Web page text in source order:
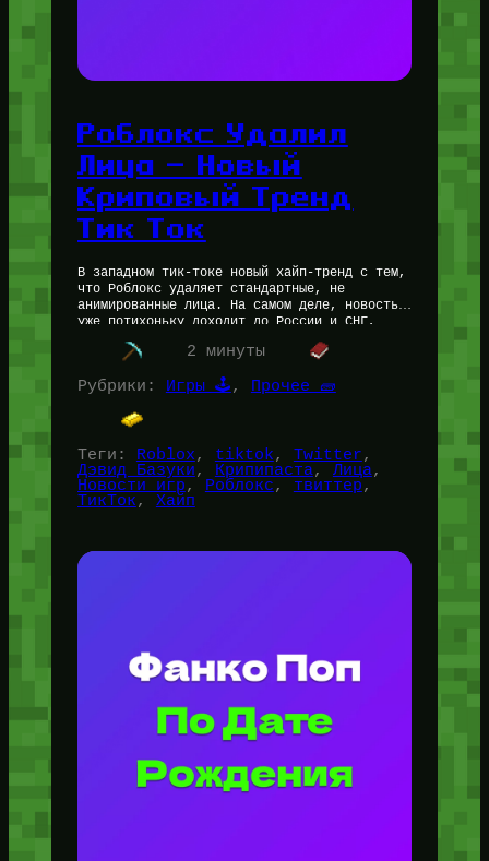
Роблокс Удалил
Лица — Новый
Криповый Тренд
Тик Ток
В западном тик-токе новый хайп-тренд с тем,
что Роблокс удаляет стандартные, не
анимированные лица. На самом деле, новость
уже потихоньку доходит до России и СНГ,
однако одна часть тренда остаётся…
2 минуты
Рубрики: Игры 🕹️, Прочее 🧱
Теги: Roblox, tiktok, Twitter
Дэвид Базуки, Крипипаста, Лица
Новости игр, Роблокс, твиттер
ТикТок, Хайп